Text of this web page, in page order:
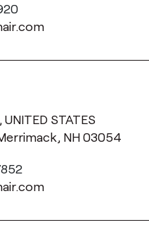
STATES
NH 03054